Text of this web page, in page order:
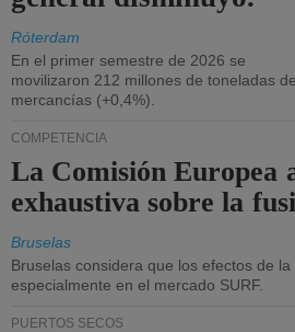
Róterdam
En el primer semestre de 2026 se
movilizaron 212 millones de toneladas de
mercancías (+0,4%).
COMPETENCIA
La Comisión Europea
exhaustiva sobre la
Bruselas
Bruselas considera que los efectos de
especialmente en el mercado SURF.
PUERTOS SECOS